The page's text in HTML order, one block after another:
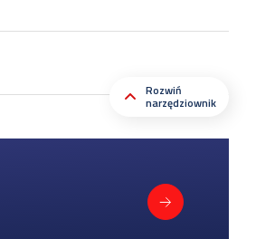
Rozwiń
narzędziownik